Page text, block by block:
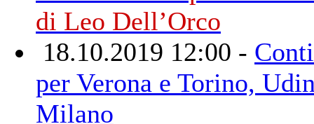
di Leo Dell’Orco
18.10.2019 12:00 -
per Verona e Torino,
Milano